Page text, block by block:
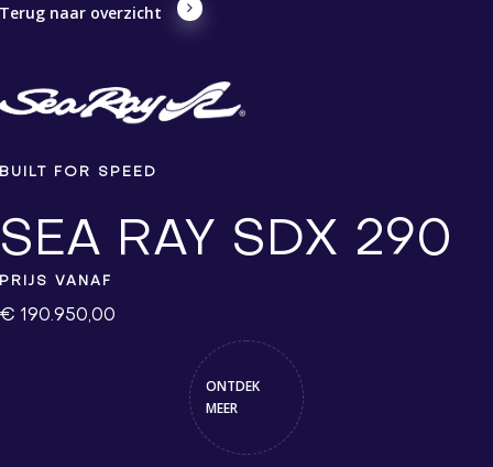
naar overzicht
FOR SPEED
RAY SDX 290
VANAF
190.950,00
ONTDEK
MEER